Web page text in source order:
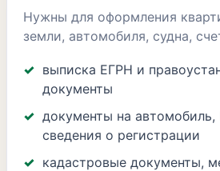
Нужны для оформления
земли, автомобиля, судна,
выписка ЕГРН и
документы
документы на
сведения о регистрации
кадастровые документы,